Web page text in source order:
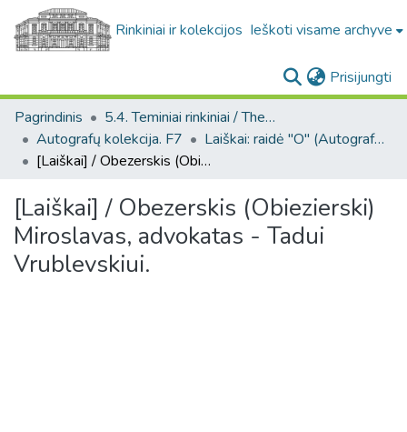
Rinkiniai ir kolekcijos Ieškoti visame archyve
Prisijungti
Pagrindinis
5.4. Teminiai rinkiniai / Thematic collections
Autografų kolekcija. F7
Laiškai: raidė "O" (Autografų kolekcija. F7)
[Laiškai] / Obezerskis (Obiezierski) Miroslavas, advokatas - Tadui Vrublevskiui.
[Laiškai] / Obezerskis (Obiezierski)
Miroslavas, advokatas - Tadui
Vrublevskiui.